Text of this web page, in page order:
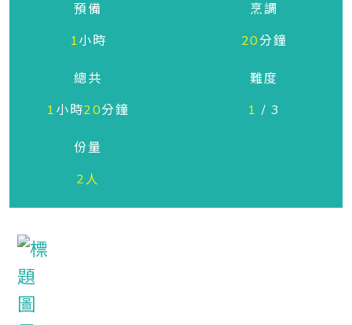
預備
1小時
烹調
20分鐘
總共
1小時20分鐘
難度
1 / 3
份量
2人